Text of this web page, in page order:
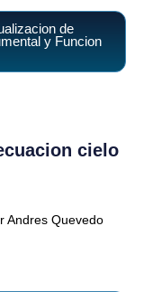
de
y Funcion
cielo
Andres Quevedo